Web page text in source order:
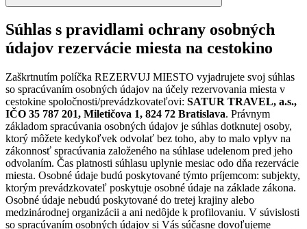
Súhlas s pravidlami ochrany osobných
údajov rezervácie miesta na cestokino
Zaškrtnutím políčka REZERVUJ MIESTO vyjadrujete svoj súhlas
so spracúvaním osobných údajov na účely rezervovania miesta v
cestokine spoločnosti/prevádzkovateľovi: SATUR TRAVEL, a.s.,
IČO 35 787 201, Miletičova 1, 824 72 Bratislava. Právnym
základom spracúvania osobných údajov je súhlas dotknutej osoby,
ktorý môžete kedykoľvek odvolať bez toho, aby to malo vplyv na
zákonnosť spracúvania založeného na súhlase udelenom pred jeho
odvolaním. Čas platnosti súhlasu uplynie mesiac odo dňa rezervácie
miesta. Osobné údaje budú poskytované týmto príjemcom: subjekty,
ktorým prevádzkovateľ poskytuje osobné údaje na základe zákona.
Osobné údaje nebudú poskytované do tretej krajiny alebo
medzinárodnej organizácii a ani nedôjde k profilovaniu. V súvislosti
so spracúvaním osobných údajov si Vás súčasne dovoľujeme